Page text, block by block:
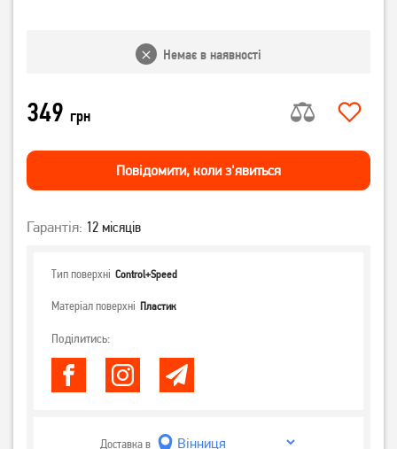
Немає в наявності
349 грн
Повiдомити, коли з'явиться
Гарантія: 12 місяців
Тип поверхні Control+Speed
Матеріал поверхні Пластик
Поділитись:
Доставка в